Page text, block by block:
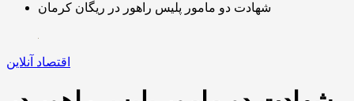
شهادت دو مامور پلیس راهور در ریگان کرمان
اقتصاد آنلاین